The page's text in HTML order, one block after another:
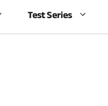
Test Series